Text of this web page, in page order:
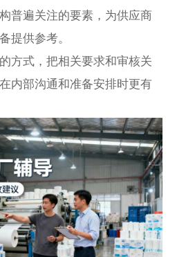
普遍关注的要素，为供应商
提供参考。
方式，把相关要求和审核关
内部沟通和准备安排时更有